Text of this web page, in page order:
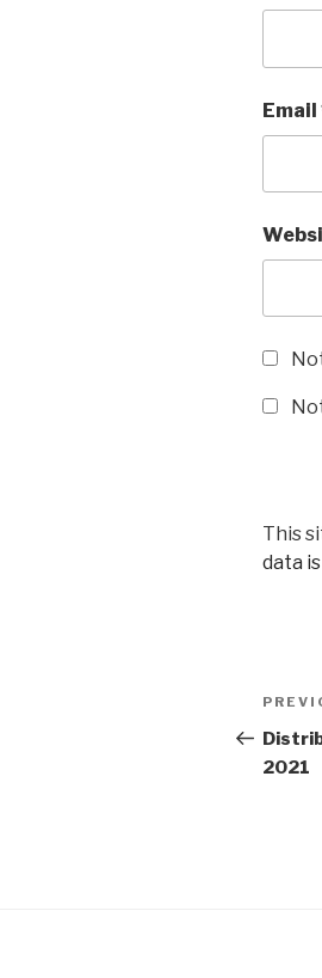
Email
This
data
Post
2021